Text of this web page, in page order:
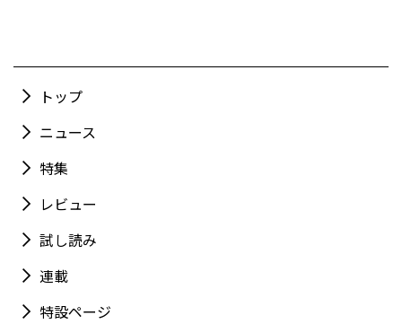
トップ
ニュース
特集
レビュー
試し読み
連載
特設ページ